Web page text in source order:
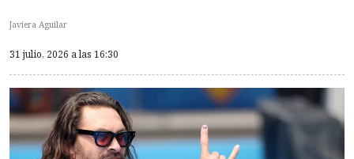
Javiera Aguilar
31 julio, 2026 a las 16:30